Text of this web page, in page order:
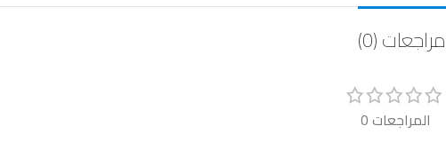
مراجعات (0)
المراجعات 0